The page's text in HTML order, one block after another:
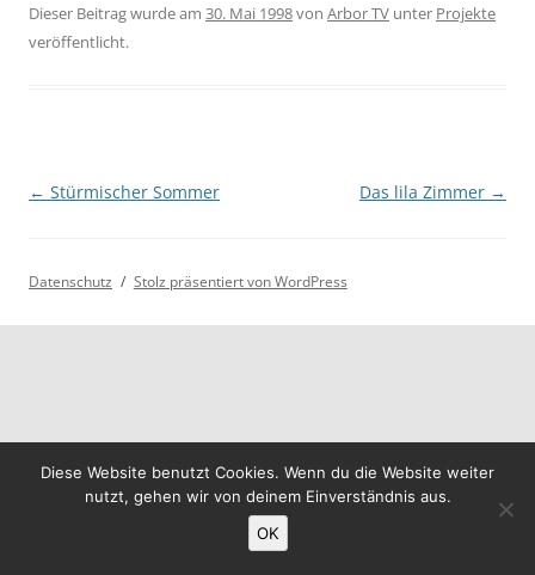
Dieser Beitrag wurde am 30. Mai 1998von Arbor TV unter Projekte
veröffentlicht.
Beitragsnavigation
← Stürmischer Sommer Das lila Zimmer →
Datenschutz Stolz präsentiert von WordPress
Diese Website benutzt Cookies. Wenn du die Website weiter
nutzt, gehen wir von deinem Einverständnis aus.
OK